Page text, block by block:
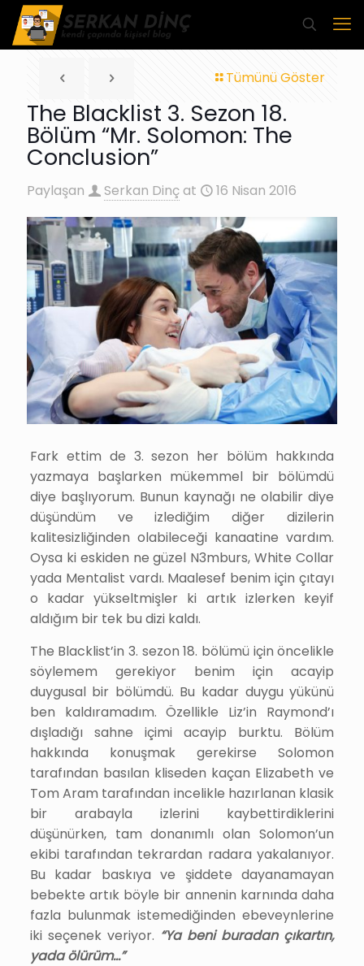
Tümünü Göster
The Blacklist 3. Sezon 18.
Bölüm “Mr. Solomon: The
Conclusion”
Paylaşan Serkan Dinçat 16 Nisan 2016
Fark ettim de 3. sezon her bölüm hakkında
yazmaya başlarken mükemmel bir bölümdü
diye başlıyorum. Bunun kaynağı ne olabilir diye
düşündüm ve izlediğim diğer dizilerin
kalitesizliğinden olabileceği kanaatine vardım.
Oysa ki eskiden ne güzel N3mburs, White Collar
yada Mentalist vardı. Maalesef benim için çıtayı
o kadar yükseltmişler ki artık izlerken keyif
aldığım bir tek bu dizi kaldı.
The Blacklist’in 3. sezon 18. bölümü için öncelikle
söylemem gerekiyor benim için acayip
duygusal bir bölümdü. Bu kadar duygu yükünü
ben kaldıramadım. Özellikle Liz’in Raymond’ı
dışladığı sahne içimi acayip burktu. Bölüm
hakkında konuşmak gerekirse Solomon
tarafından basılan kliseden kaçan Elizabeth ve
Tom Aram tarafından incelikle hazırlanan klasik
bir arabayla izlerini kaybettirdiklerini
düşünürken, tam donanımlı olan Solomon’un
ekibi tarafından tekrardan radara yakalanıyor.
Bu kadar baskıya ve şiddete dayanamayan
bebekte artık böyle bir annenin karnında daha
fazla bulunmak istemediğinden ebeveynlerine
iki seçenek veriyor. “Ya beni buradan çıkartın,
yada ölürüm…”